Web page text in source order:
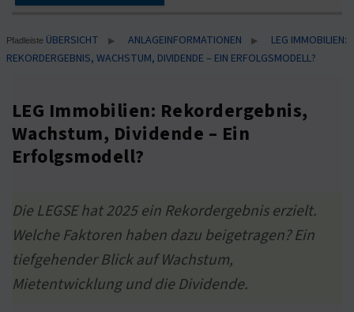
Pfadleiste ÜBERSICHT ▶ ANLAGEINFORMATIONEN ▶
LEG IMMOBILIEN:
REKORDERGEBNIS, WACHSTUM, DIVIDENDE – EIN ERFOLGSMODELL?
LEG Immobilien: Rekordergebnis,
Wachstum, Dividende – Ein
Erfolgsmodell?
Die LEGSE hat 2025 ein Rekordergebnis erzielt.
Welche Faktoren haben dazu beigetragen? Ein
tiefgehender Blick auf Wachstum,
Mietentwicklung und die Dividende.